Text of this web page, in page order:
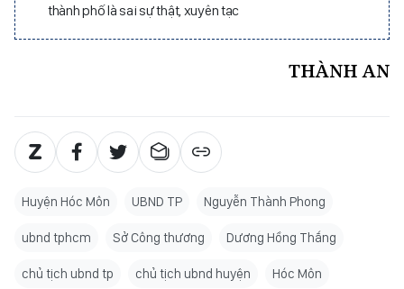
thành phố là sai sự thật, xuyên tạc
THÀNH AN
Huyện Hóc Môn UBND TP Nguyễn Thành Phong
ubnd tphcm Sở Công thương Dương Hồng Thắng
chủ tịch ubnd tp chủ tịch ubnd huyện Hóc Môn